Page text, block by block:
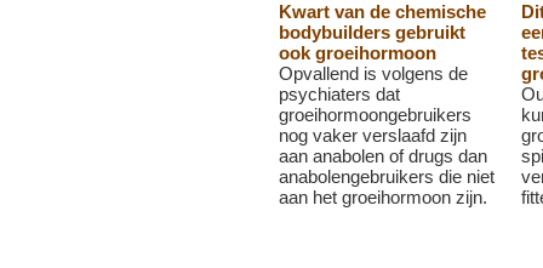
Kwart van de chemische
bodybuilders gebruikt
ook groeihormoon
Opvallend is volgens de
psychiaters dat
groeihormoongebruikers
nog vaker verslaafd zijn
aan anabolen of drugs dan
anabolengebruikers die niet
aan het groeihormoon zijn.